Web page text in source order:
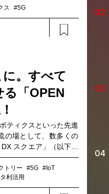
クトの組み合わせに
の創出をサポートす
ともに、本プログラム
紹介しました。
ス #5G
。すべて
る「OPEN
ティクスといった先進
の場として、数多くの
スクエア」（以下、
2025年4月、「ビジネ
トを見つける場所」
」として、大手
ます。 来場者はIoTや
トリー #5G #IoT
利活用
02
03
04